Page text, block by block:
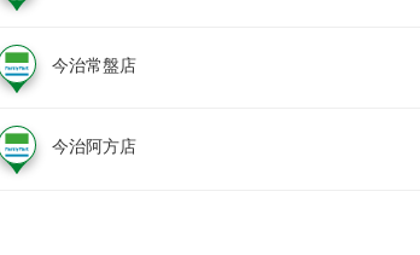
今治常盤店
今治阿方店